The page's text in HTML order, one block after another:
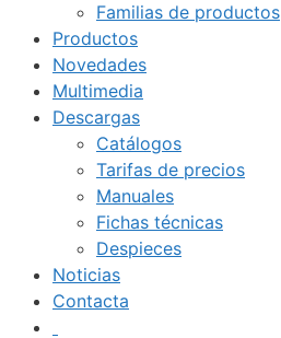
Familias de productos
Productos
Novedades
Multimedia
Descargas
Catálogos
Tarifas de precios
Manuales
Fichas técnicas
Despieces
Noticias
Contacta